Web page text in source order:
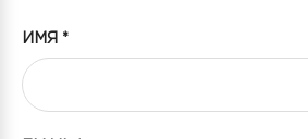
ИМЯ *